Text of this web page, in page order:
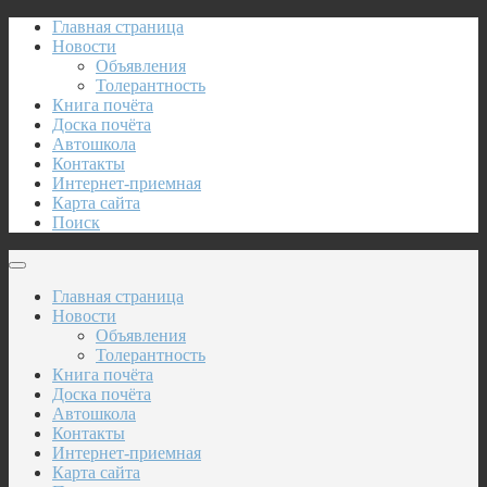
Главная страница
Новости
Объявления
Толерантность
Книга почёта
Доска почёта
Автошкола
Контакты
Интернет-приемная
Карта сайта
Поиск
Главная страница
Новости
Объявления
Толерантность
Книга почёта
Доска почёта
Автошкола
Контакты
Интернет-приемная
Карта сайта